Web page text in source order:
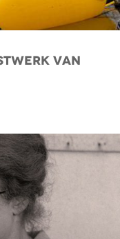
van